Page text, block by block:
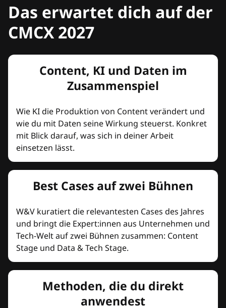
Das erwartet dich auf der
CMCX 2027
Content, KI und Daten im
Zusammenspiel
Wie KI die Produktion von Content verändert und
wie du mit Daten seine Wirkung steuerst. Konkret
mit Blick darauf, was sich in deiner Arbeit
einsetzen lässt.
Best Cases auf zwei Bühnen
W&V kuratiert die relevantesten Cases des Jahres
und bringt die Expert:innen aus Unternehmen und
Tech-Welt auf zwei Bühnen zusammen: Content
Stage und Data & Tech Stage.
Methoden, die du direkt
anwendest